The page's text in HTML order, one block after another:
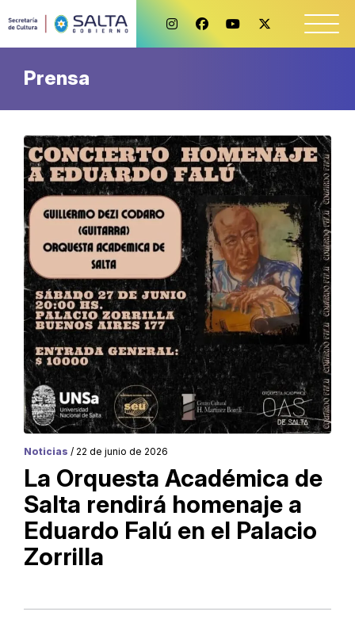
Prensa
Noticias / 22 de junio de 2026
La Orquesta Académica de
Salta rendirá homenaje a
Eduardo Falú en el Palacio
Zorrilla